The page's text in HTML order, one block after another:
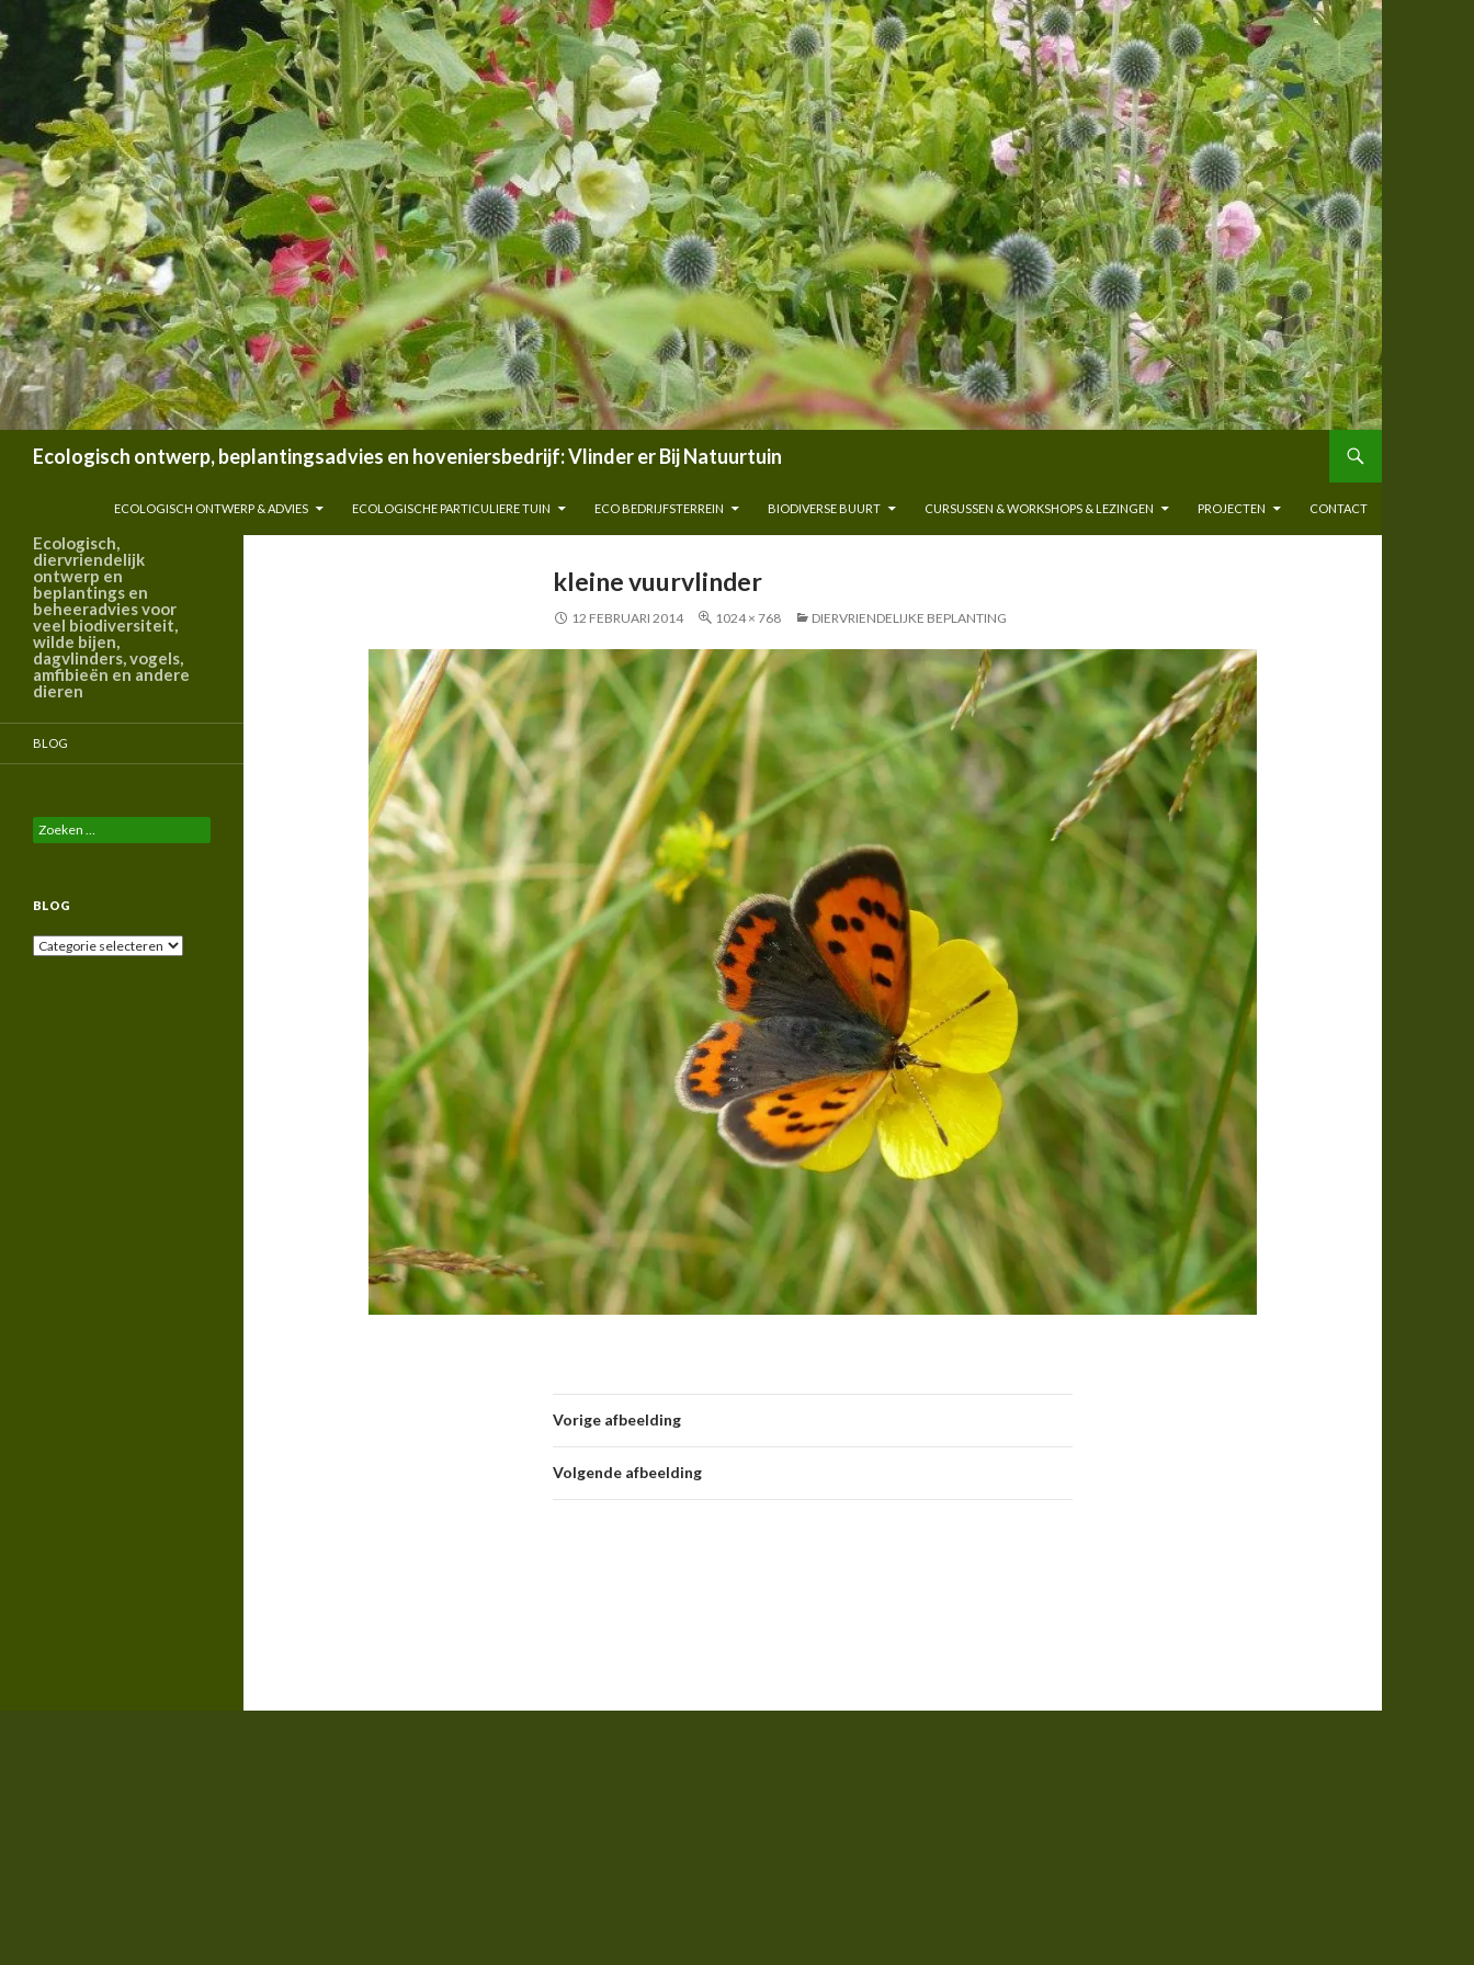
Ecologisch ontwerp, beplantingsadvies en hoveniersbedrijf: Vlinder er Bij Natuurtuin
ECOLOGISCH ONTWERP & ADVIES
ECOLOGISCHE PARTICULIERE TUIN ECO BEDRIJFSTERREIN BIODIVERSE BUURT CURSUSSEN & WORKSHOPS & LEZINGEN PROJECTEN CONTACT
kleine vuurvlinder
12 FEBRUARI 2014 1024 × 768 DIERVRIENDELIJKE BEPLANTING
Vorige afbeelding
Volgende afbeelding
Ecologisch,
diervriendelijk
ontwerp en
beplantings en
beheeradvies voor
veel biodiversiteit,
wilde bijen,
dagvlinders, vogels,
amfibieën en andere
dieren
BLOG
Zoeken
naar:
BLOG
Blog